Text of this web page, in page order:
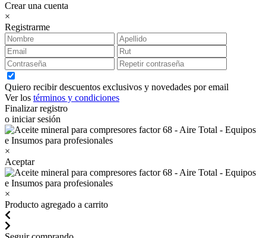
Crear una cuenta
×
Registrarme
Quiero recibir descuentos exclusivos y novedades por email
Ver los términos y condiciones
Finalizar registro
o iniciar sesión
×
Aceptar
×
Producto agregado a carrito